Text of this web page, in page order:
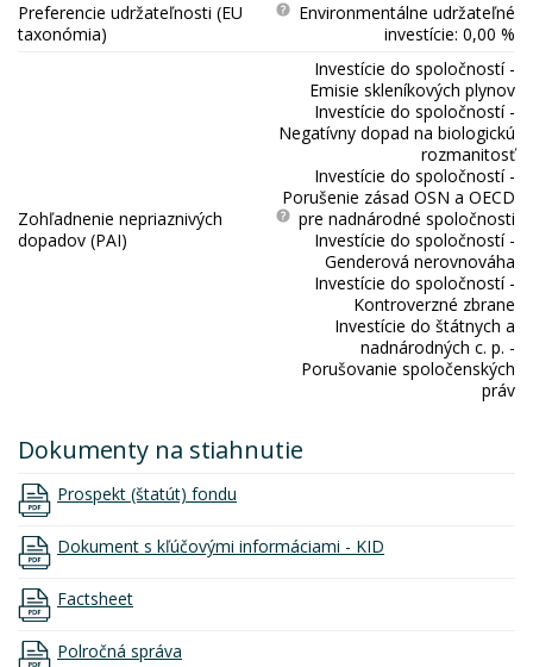
Preferencie udržateľnosti (EU
taxonómia)
Environmentálne udržateľné
investície: 0,00 %
Zohľadnenie nepriaznivých
dopadov (PAI)
Investície do spoločností -
Emisie skleníkových plynov
Investície do spoločností -
Negatívny dopad na biologickú
rozmanitosť
Investície do spoločností -
Porušenie zásad OSN a OECD
pre nadnárodné spoločnosti
Investície do spoločností -
Genderová nerovnováha
Investície do spoločností -
Kontroverzné zbrane
Investície do štátnych a
nadnárodných c. p. -
Porušovanie spoločenských
práv
Dokumenty na stiahnutie
Prospekt (štatút) fondu
Dokument s kľúčovými informáciami - KID
Factsheet
Polročná správa